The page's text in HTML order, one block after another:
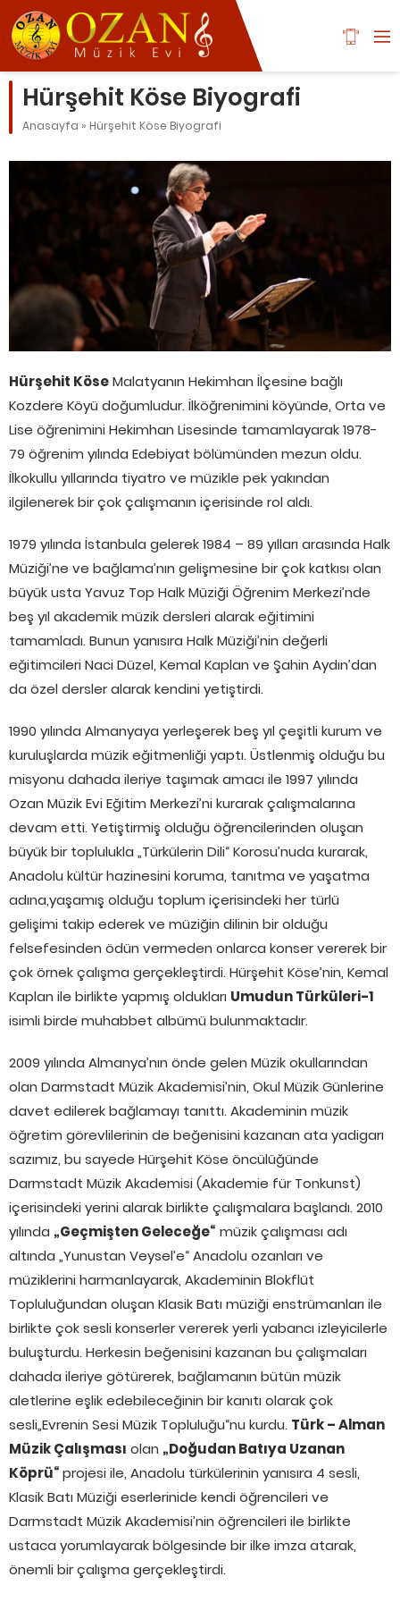
Hürşehit Köse Biyografi
Anasayfa » Hürşehit Köse Biyografi
Hürşehit KöseMalatyanın Hekimhan İlçesine bağlı
Kozdere Köyü doğumludur. İlköğrenimini köyünde, Orta ve
Lise öğrenimini Hekimhan Lisesinde tamamlayarak 1978-
79 öğrenim yılında Edebiyat bölümünden mezun oldu.
İlkokullu yıllarında tiyatro ve müzikle pek yakından
ilgilenerek bir çok çalışmanın içerisinde rol aldı.
1979 yılında İstanbula gelerek 1984 – 89 yılları arasında Halk
Müziği’ne ve bağlama’nın gelişmesine bir çok katkısı olan
büyük usta Yavuz Top Halk Müziği Öğrenim Merkezi’nde
beş yıl akademik müzik dersleri alarak eğitimini
tamamladı. Bunun yanısıra Halk Müziği’nin değerli
eğitimcileri Naci Düzel, Kemal Kaplan ve Şahin Aydın’dan
da özel dersler alarak kendini yetiştirdi.
1990 yılında Almanyaya yerleşerek beş yıl çeşitli kurum ve
kuruluşlarda müzik eğitmenliği yaptı. Üstlenmiş olduğu bu
misyonu dahada ileriye taşımak amacı ile 1997 yılında
Ozan Müzik Evi Eğitim Merkezi’ni kurarak çalışmalarına
devam etti. Yetiştirmiş olduğu öğrencilerinden oluşan
büyük bir toplulukla „Türkülerin Dili“ Korosu’nuda kurarak,
Anadolu kültür hazinesini koruma, tanıtma ve yaşatma
adına,yaşamış olduğu toplum içerisindeki her türlü
gelişimi takip ederek ve müziğin dilinin bir olduğu
felsefesinden ödün vermeden onlarca konser vererek bir
çok örnek çalışma gerçekleştirdi. Hürşehit Köse’nin, Kemal
Kaplan ile birlikte yapmış oldukları Umudun Türküleri-1
isimli birde muhabbet albümü bulunmaktadır.
2009 yılında Almanya’nın önde gelen Müzik okullarından
olan Darmstadt Müzik Akademisi’nin, Okul Müzik Günlerine
davet edilerek bağlamayı tanıttı. Akademinin müzik
öğretim görevlilerinin de beğenisini kazanan ata yadigarı
sazımız, bu sayede Hürşehit Köse öncülüğünde
Darmstadt Müzik Akademisi (Akademie für Tonkunst)
içerisindeki yerini alarak birlikte çalışmalara başlandı. 2010
yılında „Geçmişten Geleceğe“ müzik çalışması adı
altında „Yunustan Veysel’e“ Anadolu ozanları ve
müziklerini harmanlayarak, Akademinin Blokflüt
Topluluğundan oluşan Klasik Batı müziği enstrümanları ile
birlikte çok sesli konserler vererek yerli yabancı izleyicilerle
buluşturdu. Herkesin beğenisini kazanan bu çalışmaları
dahada ileriye götürerek, bağlamanın bütün müzik
aletlerine eşlik edebileceğinin bir kanıtı olarak çok
sesli„Evrenin Sesi Müzik Topluluğu“nu kurdu. Türk – Alman
Müzik Çalışması olan „Doğudan Batıya Uzanan
Köprü“projesi ile, Anadolu türkülerinin yanısıra 4 sesli,
Klasik Batı Müziği eserlerinide kendi öğrencileri ve
Darmstadt Müzik Akademisi’nin öğrencileri ile birlikte
ustaca yorumlayarak bölgesinde bir ilke imza atarak,
önemli bir çalışma gerçekleştirdi.